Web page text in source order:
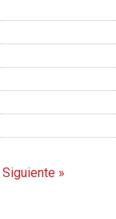
Siguiente »